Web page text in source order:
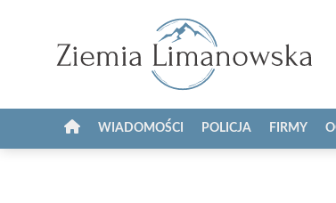
WIADOMOŚCI POLICJA FIRMY